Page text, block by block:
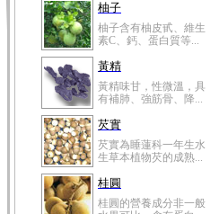
柚子
柚子含有柚皮甙、維生
素C、鈣、蛋白質等...
黃精
黃精味甘，性微溫，具
有補肺、強筋骨、降...
芡實
芡實為睡蓮科一年生水
生草本植物芡的成熟...
桂圓
桂圓的營養成分非一般